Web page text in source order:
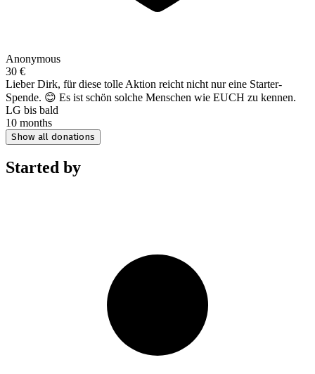
Anonymous
30 €
Lieber Dirk, für diese tolle Aktion reicht nicht nur eine Starter-
Spende. 😊 Es ist schön solche Menschen wie EUCH zu kennen.
LG bis bald
10 months
Show all donations
Started by